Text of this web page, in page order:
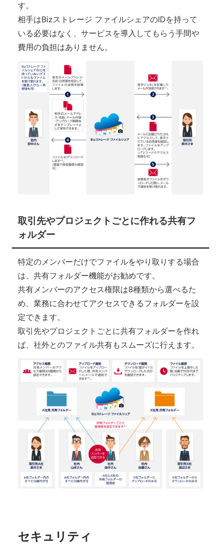
す。
相手はBizストレージ ファイルシェアのIDを持って
いる必要はなく、サービスを導入してもらう手間や
費用の負担はありません。
取引先やプロジェクトごとに作れる共有フ
ォルダー
特定のメンバーだけでファイルをやり取りする場合
は、共有フォルダー機能がお勧めです。
共有メンバーのアクセス権限は8種類から選べるた
め、業務に合わせてアクセスできるフォルダーを設
定できます。
取引先やプロジェクトごとに共有フォルダーを作れ
ば、社外とのファイル共有もスムーズに行えます。
セキュリティ